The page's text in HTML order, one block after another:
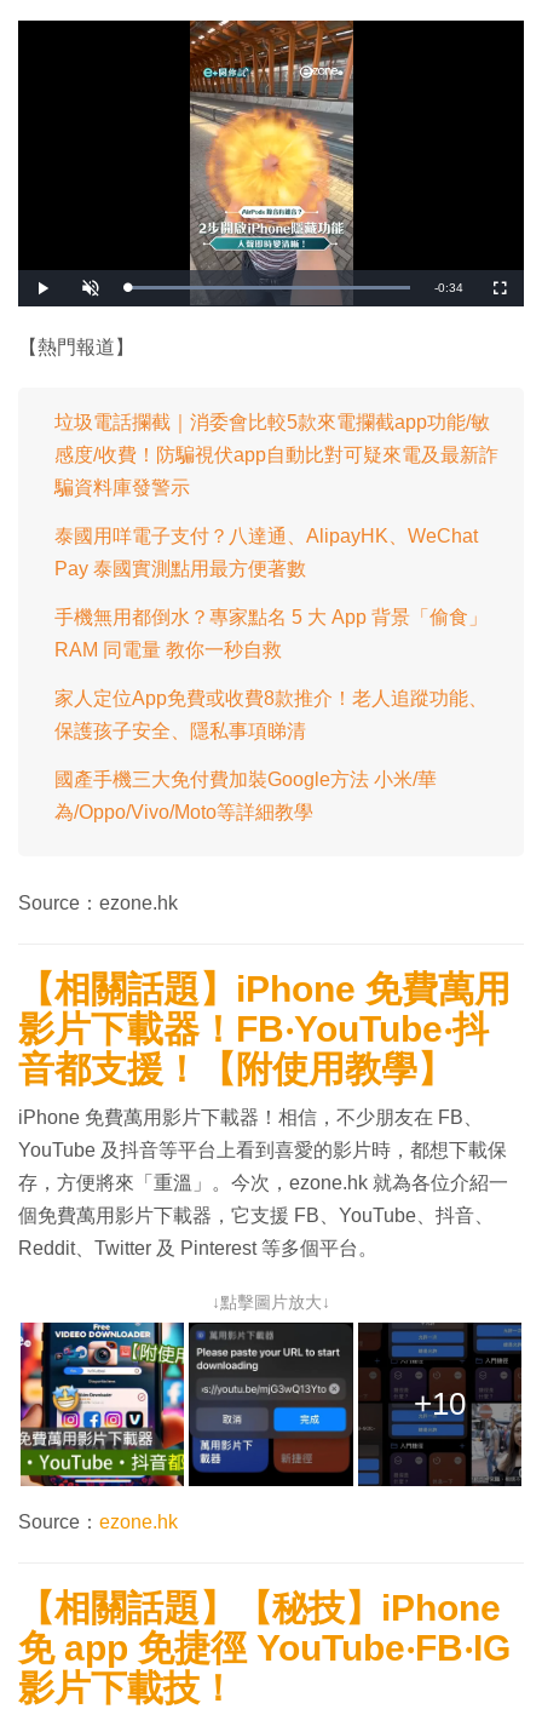
播
放
開
啟
載
0
%
剩
-0:34
全
螢
【熱門報道】
垃圾電話攔截｜消委會比較5款來電攔截app功能/敏
感度/收費！防騙視伏app自動比對可疑來電及最新詐
騙資料庫發警示
泰國用咩電子支付？八達通、AlipayHK、WeChat
Pay 泰國實測點用最方便著數
手機無用都倒水？專家點名 5 大 App 背景「偷食」
RAM 同電量 教你一秒自救
家人定位App免費或收費8款推介！老人追蹤功能、
保護孩子安全、隱私事項睇清
國產手機三大免付費加裝Google方法 小米/華
為/Oppo/Vivo/Moto等詳細教學
Source：ezone.hk
【相關話題】iPhone 免費萬用
影片下載器！FB‧YouTube‧抖
音都支援！【附使用教學】
iPhone 免費萬用影片下載器！相信，不少朋友在 FB、
YouTube 及抖音等平台上看到喜愛的影片時，都想下載保
存，方便將來「重溫」。今次，ezone.hk 就為各位介紹一
個免費萬用影片下載器，它支援 FB、YouTube、抖音、
Reddit、Twitter 及 Pinterest 等多個平台。
↓點擊圖片放大↓
+10
Source： ezone.hk
【相關話題】【秘技】iPhone
免 app 免捷徑 YouTube‧FB‧IG
影片下載技！